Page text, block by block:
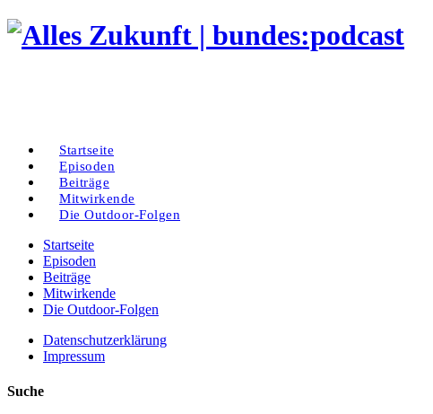
Startseite
Episoden
Beiträge
Mitwirkende
Die Outdoor-Folgen
Startseite
Episoden
Beiträge
Mitwirkende
Die Outdoor-Folgen
Datenschutzerklärung
Impressum
Suche